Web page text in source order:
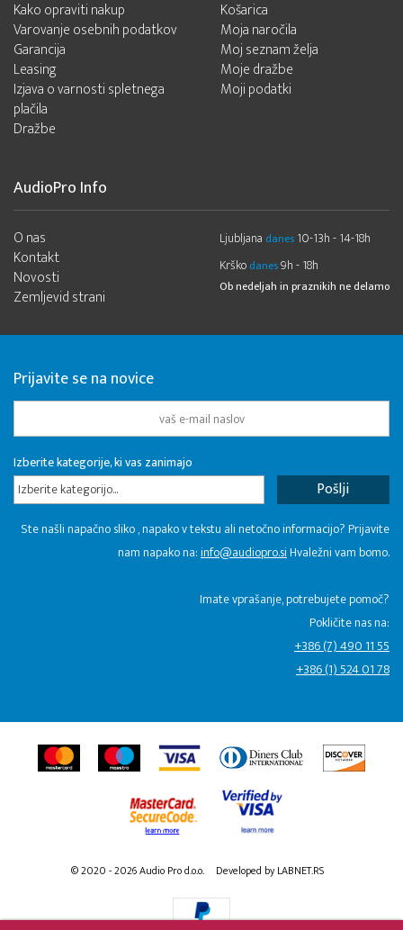
Kako opraviti nakup
Varovanje osebnih podatkov
Garancija
Leasing
Izjava o varnosti spletnega
plačila
Dražbe
Košarica
Moja naročila
Moj seznam želja
Moje dražbe
Moji podatki
AudioPro Info
O nas
Kontakt
Novosti
Zemljevid strani
Ljubljana danes 10-13h - 14-18h
Krško danes9h - 18h
Ob nedeljah in praznikih ne delamo
Prijavite se na novice
Izberite kategorije, ki vas zanimajo
Izberite kategorijo...
Ste našli napačno sliko , napako v tekstu ali netočno informacijo? Prijavite
nam napako na:info@audiopro.siHvaležni vam bomo.
Imate vprašanje, potrebujete pomoč?
Pokličite nas na:
+386 (7) 490 11 55
+386 (1) 524 01 78
© 2020 - 2026 Audio Pro d.o.o. Developed by LABNET.RS